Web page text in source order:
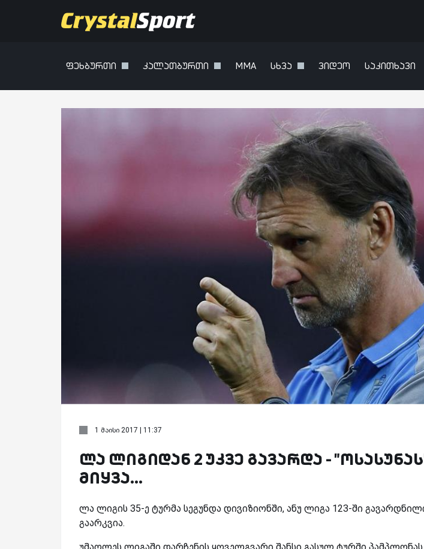
ფეხბურთი კალათბურთი MMA სხვა ვიდეო საკითხავი
1 მაისი 2017 | 11:37
ლა ლიგიდან 2 უკვე გავარდა -
მიყვა...
ლა ლიგის 35-ე ტურმა სეგუნდა დივიზიონში, ანუ ლიგა 123-ში
გაარკვია.